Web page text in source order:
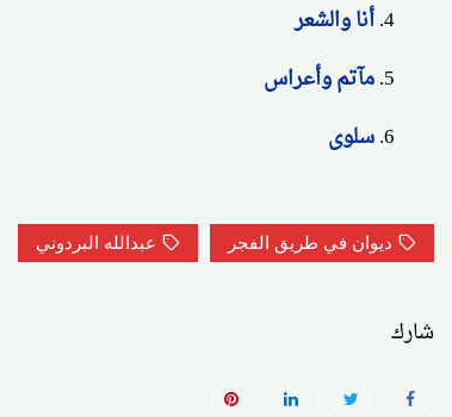
أنا والشعر
مآتم وأعراس
سلوى
ديوان في طريق الفجر عبدالله البردوني
شارك